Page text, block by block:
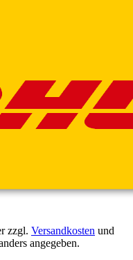
zzgl. Versandkosten und
angegeben.